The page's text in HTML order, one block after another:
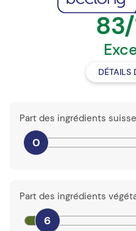
DÉTAILS
Part des ingrédients
0
Part des ingrédients
6